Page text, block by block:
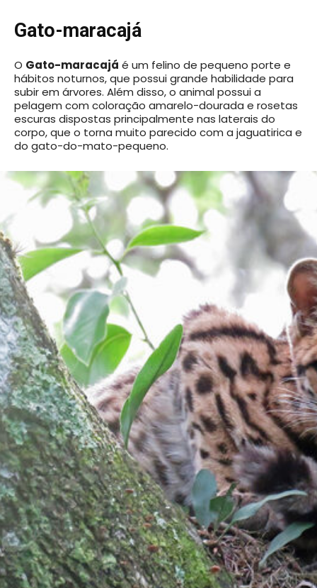
Gato-maracajá
O Gato-maracajá é um felino de pequeno porte e
hábitos noturnos, que possui grande habilidade para
subir em árvores. Além disso, o animal possui a
pelagem com coloração amarelo-dourada e rosetas
escuras dispostas principalmente nas laterais do
corpo, que o torna muito parecido com a jaguatirica e
do gato-do-mato-pequeno.